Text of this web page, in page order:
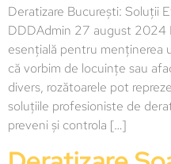
Deratizare București: Soluții
DDDAdmin 27 august 2024
esențială pentru menținerea
că vorbim de locuințe sau
divers, rozătoarele pot
soluțiile profesioniste de
preveni și controla […]